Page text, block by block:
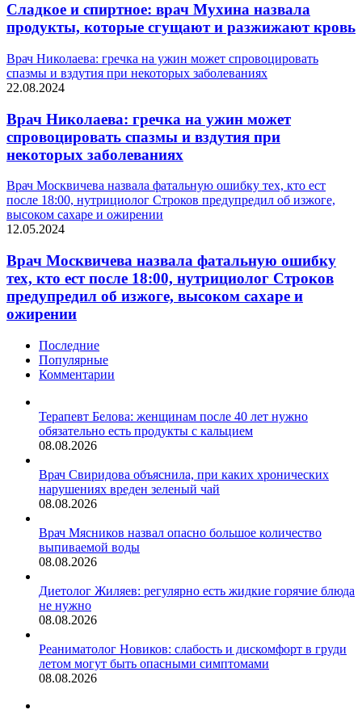
Сладкое и спиртное: врач Мухина назвала
продукты, которые сгущают и разжижают кровь
Врач Николаева: гречка на ужин может спровоцировать
спазмы и вздутия при некоторых заболеваниях
22.08.2024
Врач Николаева: гречка на ужин может
спровоцировать спазмы и вздутия при
некоторых заболеваниях
Врач Москвичева назвала фатальную ошибку тех, кто ест
после 18:00, нутрициолог Строков предупредил об изжоге,
высоком сахаре и ожирении
12.05.2024
Врач Москвичева назвала фатальную ошибку
тех, кто ест после 18:00, нутрициолог Строков
предупредил об изжоге, высоком сахаре и
ожирении
Последние
Популярные
Комментарии
Терапевт Белова: женщинам после 40 лет нужно
обязательно есть продукты с кальцием
08.08.2026
Врач Свиридова объяснила, при каких хронических
нарушениях вреден зеленый чай
08.08.2026
Врач Мясников назвал опасно большое количество
выпиваемой воды
08.08.2026
Диетолог Жиляев: регулярно есть жидкие горячие блюда
не нужно
08.08.2026
Реаниматолог Новиков: слабость и дискомфорт в груди
летом могут быть опасными симптомами
08.08.2026